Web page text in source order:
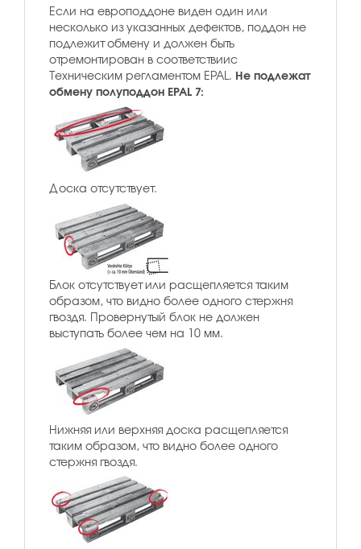
Если на европоддоне виден один или
несколько из указанных дефектов, поддон не
подлежит обмену и должен быть
отремонтирован в соответствиис
Техническим регламентом EPAL. Не подлежат
обменуполуподдон EPAL 7:
Доска отсутствует.
Блок отсутствует или расщепляется таким
образом, что видно более одного стержня
гвоздя. Провернутый блок не должен
выступать более чем на 10 мм.
Нижняя или верхняя доска расщепляется
таким образом, что видно более одного
стержня гвоздя.